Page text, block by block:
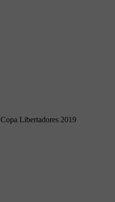
Copa Libertadores 2019